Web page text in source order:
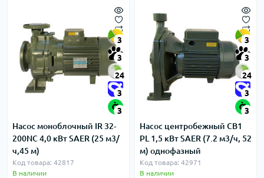
3
3
24
3
3
Насос моноблочный IR 32-
200NC 4,0 кВт SAER (25 м3/
ч,45 м)
Код товара: 42817
В наличии
3
3
24
3
3
Насос центробежный CB1
PL 1,5 кВт SAER (7.2 м3/ч, 52
м) однофазный
Код товара: 42971
В наличии